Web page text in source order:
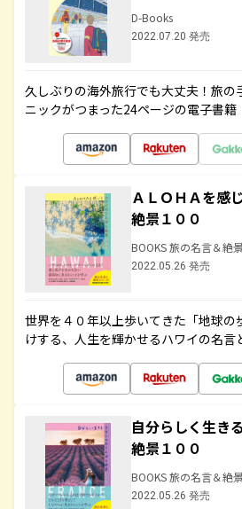
D-Books
2022.07.20 発売
久しぶりの海外旅行でも大丈夫！旅の
ニックがつまった24ページの電子書籍
ＡＬＯＨＡを感
絶景１００
BOOKS 旅の名言＆絶景
2022.05.26 発売
世界を４０年以上歩いてきた「地球の
けする、人生を輝かせるハワイの名言
自分らしく生き
絶景１００
BOOKS 旅の名言＆絶景
2022.05.26 発売